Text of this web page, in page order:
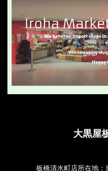
大黒屋
板橋清水町店所在地